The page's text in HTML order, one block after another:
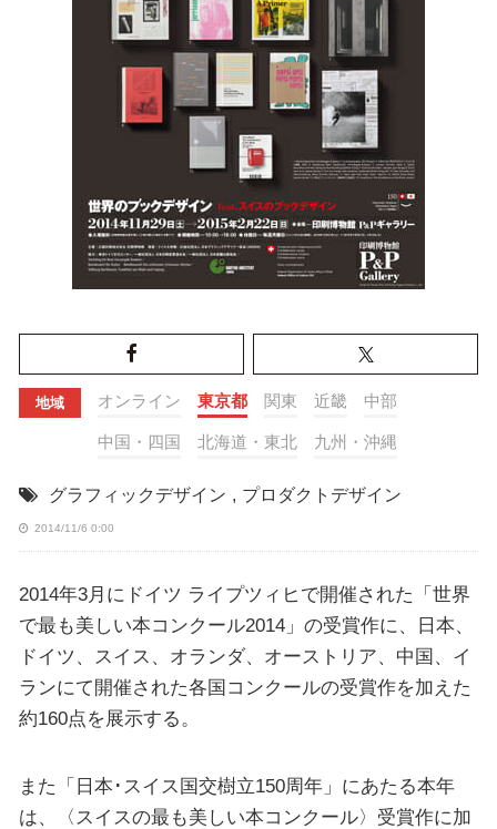
地域 オンライン 東京都 関東 近畿 中部
中国・四国 北海道・東北 九州・沖縄
グラフィックデザイン , プロダクトデザイン
2014/11/6 0:00
2014年3月にドイツ ライプツィヒで開催された「世界
で最も美しい本コンクール2014」の受賞作に、日本、
ドイツ、スイス、オランダ、オーストリア、中国、イ
ランにて開催された各国コンクールの受賞作を加えた
約160点を展示する。
また「日本･スイス国交樹立150周年」にあたる本年
は、〈スイスの最も美しい本コンクール〉受賞作に加